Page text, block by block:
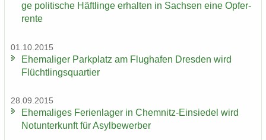
ge po­li­ti­sche Häft­lin­ge er­hal­ten in Sach­sen eine Op­fer­
ren­te
01.10.2015
Ehe­ma­li­ger Park­platz am Flug­ha­fen Dres­den wird
Flücht­lings­quar­tier
28.09.2015
Ehe­ma­li­ges Fe­ri­en­la­ger in Chemnitz-​Einsiedel wird
Not­un­ter­kunft für Asyl­be­wer­ber